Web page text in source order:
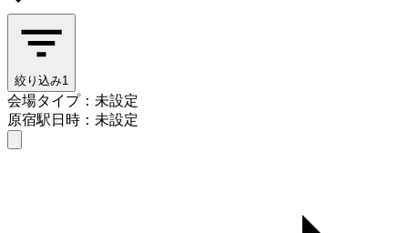
絞り込み1
会場タイプ：未設定
原宿駅日時：未設定